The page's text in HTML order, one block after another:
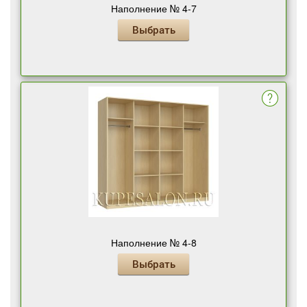
Наполнение № 4-7
Выбрать
Наполнение № 4-8
Выбрать